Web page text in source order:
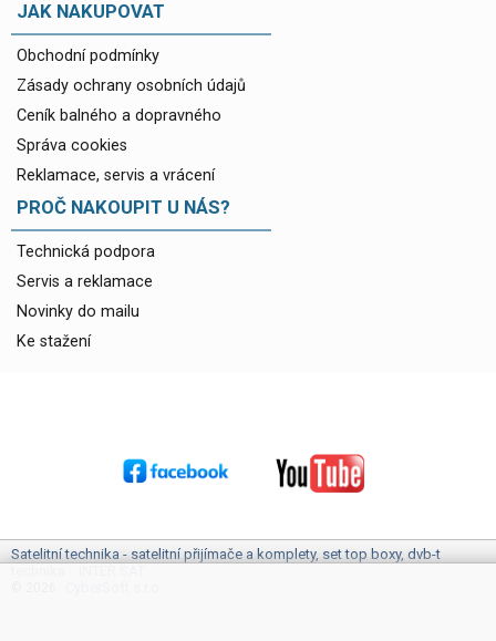
JAK NAKUPOVAT
Obchodní podmínky
Zásady ochrany osobních údajů
Ceník balného a dopravného
Správa cookies
Reklamace, servis a vrácení
PROČ NAKOUPIT U NÁS?
Technická podpora
Servis a reklamace
Novinky do mailu
Ke stažení
Satelitní technika - satelitní přijímače a komplety, set top boxy, dvb-t